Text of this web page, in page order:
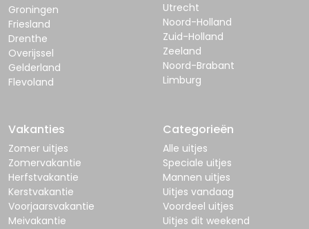
Groningen
Friesland
Drenthe
Overijssel
Gelderland
Flevoland
Utrecht
Noord-Holland
Zuid-Holland
Zeeland
Noord-Brabant
Limburg
Vakanties
Zomer uitjes
Zomervakantie
Herfstvakantie
Kerstvakantie
Voorjaarsvakantie
Meivakantie
Categorieën
Alle uitjes
Speciale uitjes
Mannen uitjes
Uitjes vandaag
Voordeel uitjes
Uitjes dit weekend